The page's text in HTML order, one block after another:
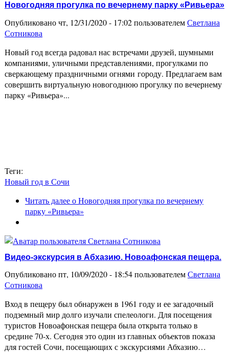
Новогодняя прогулка по вечернему парку «Ривьера»
Опубликовано чт, 12/31/2020 - 17:02 пользователемСветлана
Сотникова
Новый год всегда радовал нас встречами друзей, шумными
компаниями, уличными представлениями, прогулками по
сверкающему праздничными огнями городу. Предлагаем вам
совершить виртуальную новогоднюю прогулку по вечернему
парку «Ривьера»...
Теги:
Новый год в Сочи
Читать далеео Новогодняя прогулка по вечернему
парку «Ривьера»
Видео-экскурсия в Абхазию. Новоафонская пещера.
Опубликовано пт, 10/09/2020 - 18:54 пользователемСветлана
Сотникова
Вход в пещеру был обнаружен в 1961 году и ее загадочный
подземный мир долго изучали спелеологи. Для посещения
туристов Новоафонская пещера была открыта только в
средине 70-х. Сегодня это один из главных объектов показа
для гостей Сочи, посещающих с экскурсиями Абхазию…